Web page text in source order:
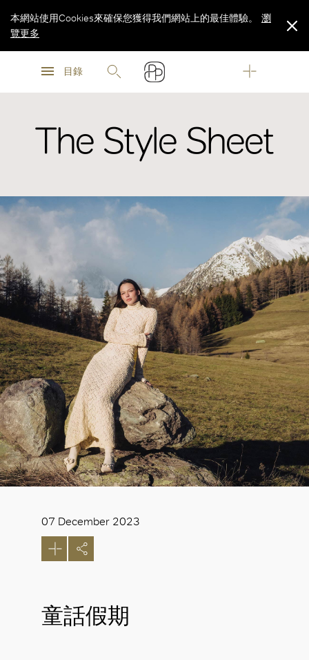
瀏
目錄
本網站使用Cookies來確保您獲得我們網站上的最佳體驗。
瀏
覽更多
The Style Sheet
07 December 2023
童話假期